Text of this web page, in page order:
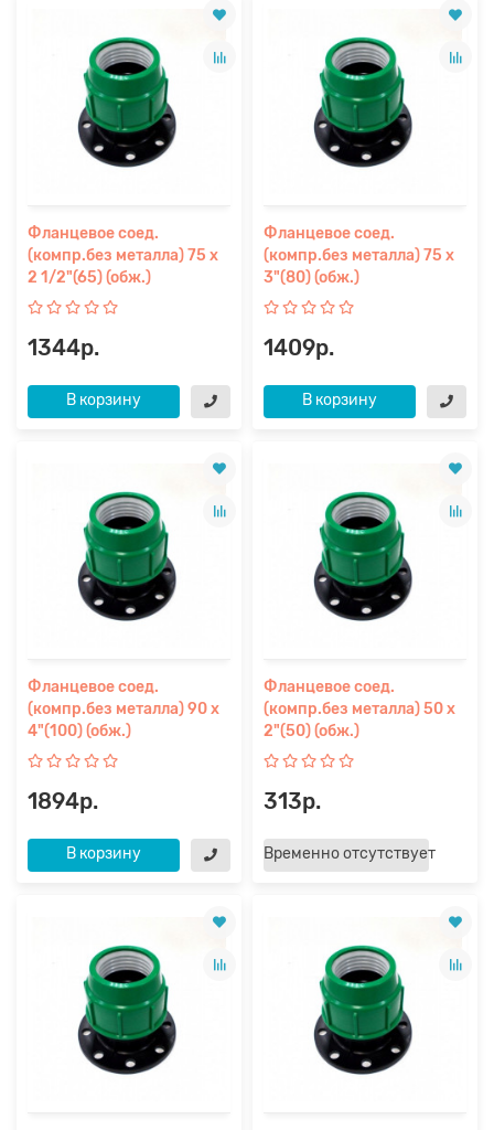
Фланцевое соед.
(компр.без металла) 75 х
2 1/2"(65) (обж.)
1344р.
В корзину
Фланцевое соед.
(компр.без металла) 75 х
3"(80) (обж.)
1409р.
В корзину
Фланцевое соед.
(компр.без металла) 90 х
4"(100) (обж.)
1894р.
В корзину
Фланцевое соед.
(компр.без металла) 50 х
2"(50) (обж.)
313р.
Временно отсутствует